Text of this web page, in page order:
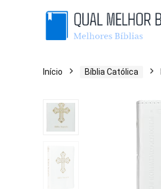
Início Bíblia Católica